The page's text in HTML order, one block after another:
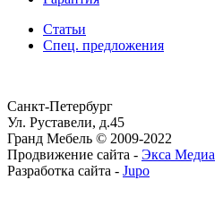
Статьи
Спец. предложения
Санкт-Петербург
Ул. Руставели, д.45
Гранд Мебель © 2009-2022
Продвижение сайта - Экса Медиа
Разработка сайта - Jupo